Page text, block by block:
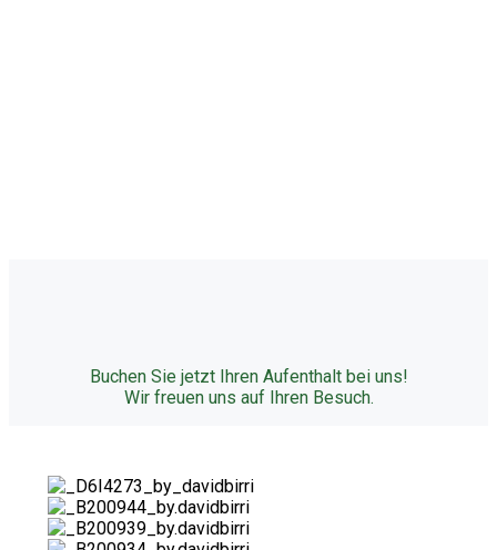
Buchen Sie jetzt Ihren Aufenthalt bei uns!
Wir freuen uns auf Ihren Besuch.